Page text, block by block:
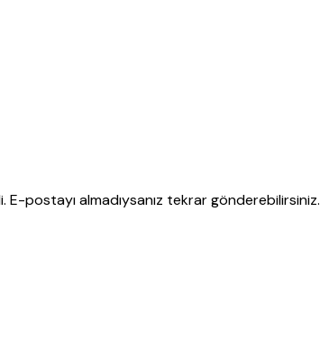
postayı almadıysanız tekrar gönderebilirsiniz.